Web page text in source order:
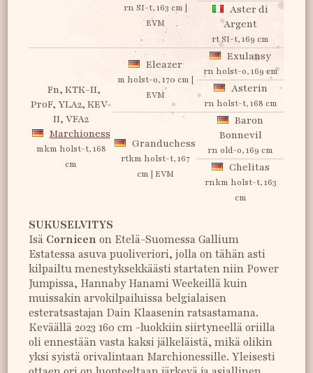
rn SI-t, 163 cm |
EVM
Aster di
Argent
rt SI-t, 169 cm
Fn, KTK-II,
ProF, YLA2, KEV-
II, VFA2
Marchioness
mkm holst-t, 168
cm
Eleazer
m holst-o, 170 cm |
EVM
Exulansy
rn holst-o, 169 cm
Asterin
rn holst-t, 168 cm
Granduchess
rtkm holst-t, 167
cm | EVM
Baron
Bonnevil
rn old-o, 169 cm
Chelitas
rnkm holst-t, 163
cm
SUKUSELVITYS
Isä Cornicen on Etelä-Suomessa Gallium
Estatessa asuva puoliveriori, jolla on tähän asti
kilpailtu menestyksekkäästi startaten niin Power
Jumpissa, Hannaby Hanami Weekeillä kuin
muissakin arvokilpailuissa belgialaisen
esteratsastajan Dain Klaasenin ratsastamana.
Keväällä 2023 160 cm -luokkiin siirtyneellä oriilla
oli ennestään vasta kaksi jälkeläistä, mikä olikin
yksi syistä orivalintaan Marchionessille. Yleisesti